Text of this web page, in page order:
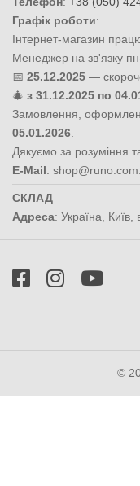
Графік роботи:
Інтернет-магазин
Менеджер на зв'язку
📅 25.12.2025 —
🎄 з 31.12.2025 по
Замовлення, оформлені
05.01.2026
Дякуємо за розуміння
E-Mail:
СКЛАД
Адреса: Україна Київ
©